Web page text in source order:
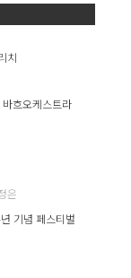
치
흐오케스트라
은
기념 페스티벌